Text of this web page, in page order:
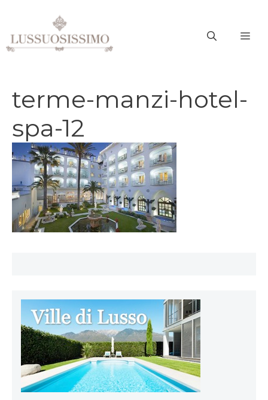
contenuto
terme-manzi-hotel-
spa-12